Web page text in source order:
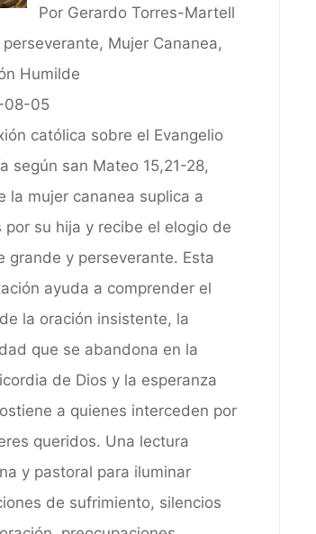
Por Gerardo Torres-Martell
perseverante, Mujer Cananea,
Humilde
08-05
católica sobre el Evangelio
según san Mateo 15,21-28,
la mujer cananea suplica a
por su hija y recibe el elogio de
grande y perseverante. Esta
ayuda a comprender el
la oración insistente, la
que se abandona en la
de Dios y la esperanza
a quienes interceden por
queridos. Una lectura
y pastoral para iluminar
de sufrimiento, silencios